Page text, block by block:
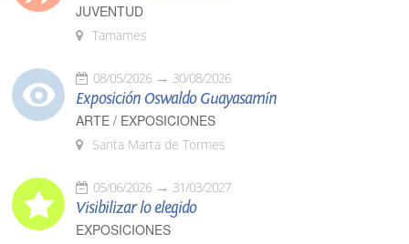
JUVENTUD
Tamames
08/05/2026 30/08/2026
Exposición Oswaldo Guayasamín
ARTE / EXPOSICIONES
Santa Marta de Tormes
05/06/2026 31/03/2027
Visibilizar lo elegido
EXPOSICIONES